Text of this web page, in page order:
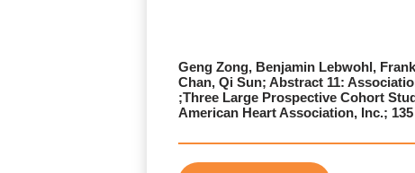
Geng Zong, Benjamin Lebwohl,
Chan, Qi Sun; Abstract 11:
Three Large Prospective Cohort
American Heart Association, Inc.;